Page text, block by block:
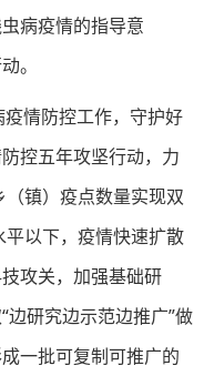
病疫情的指导意
。
情防控工作，守护好
控五年攻坚行动，力
镇）疫点数量实现双
以下，疫情快速扩散
攻关，加强基础研
边研究边示范边推广”做
一批可复制可推广的